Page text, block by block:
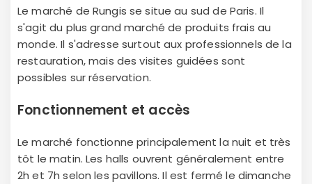
Le marché de Rungis se situe au sud de Paris. Il
s'agit du plus grand marché de produits frais au
monde. Il s'adresse surtout aux professionnels de la
restauration, mais des visites guidées sont
possibles sur réservation.
Fonctionnement et accès
Le marché fonctionne principalement la nuit et très
tôt le matin. Les halls ouvrent généralement entre
2h et 7h selon les pavillons. Il est fermé le dimanche